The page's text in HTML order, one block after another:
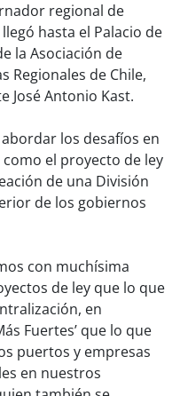
regional de
hasta el Palacio de
la Asociación de
Regionales de Chile,
José Antonio Kast.
los desafíos en
el proyecto de ley
de una División
de los gobiernos
con muchísima
de ley que lo que
en
Fuertes’ que lo que
puertos y empresas
en nuestros